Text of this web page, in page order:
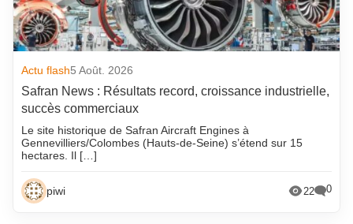
Actu flash5 Août. 2026
Safran News : Résultats record, croissance industrielle,
succès commerciaux
Le site historique de Safran Aircraft Engines à
Gennevilliers/Colombes (Hauts-de-Seine) s’étend sur 15
hectares. Il […]
piwi 22 0